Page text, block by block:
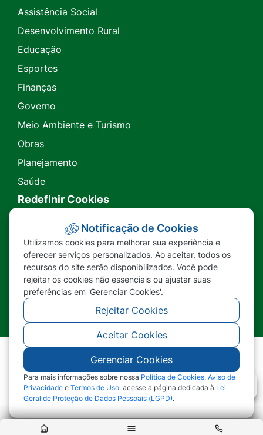
Assistência Social
Desenvolvimento Rural
Educação
Esportes
Finanças
Governo
Meio Ambiente e Turismo
Obras
Planejamento
Saúde
Redefinir Cookies
Transparência
Ouvidoria
SIC
©2026 - Prefeitura Municipal de Nova Lacerda -
MT - Todos os direitos reservados
Notificação de Cookies
Utilizamos cookies para melhorar sua experiência e
oferecer serviços personalizados. Ao aceitar, todos os
recursos do site serão disponibilizados. Você pode
rejeitar os cookies não essenciais ou ajustar suas
preferências em 'Gerenciar Cookies'.
Rejeitar Cookies
Aceitar Cookies
Gerenciar Cookies
Para mais informações sobre nossa Política de Cookies, Aviso de
Privacidade e Termos de Uso, acesse a página dedicada à Lei
Geral de Proteção de Dados Pessoais (LGPD).